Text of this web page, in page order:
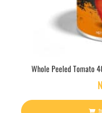
Whole Peeled